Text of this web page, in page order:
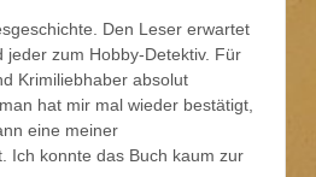
Den Leser erwartet
jeder zum Hobby-Detektiv. Für
Krimiliebhaber absolut
hat mir mal wieder bestätigt,
eine meiner
Ich konnte das Buch kaum zur